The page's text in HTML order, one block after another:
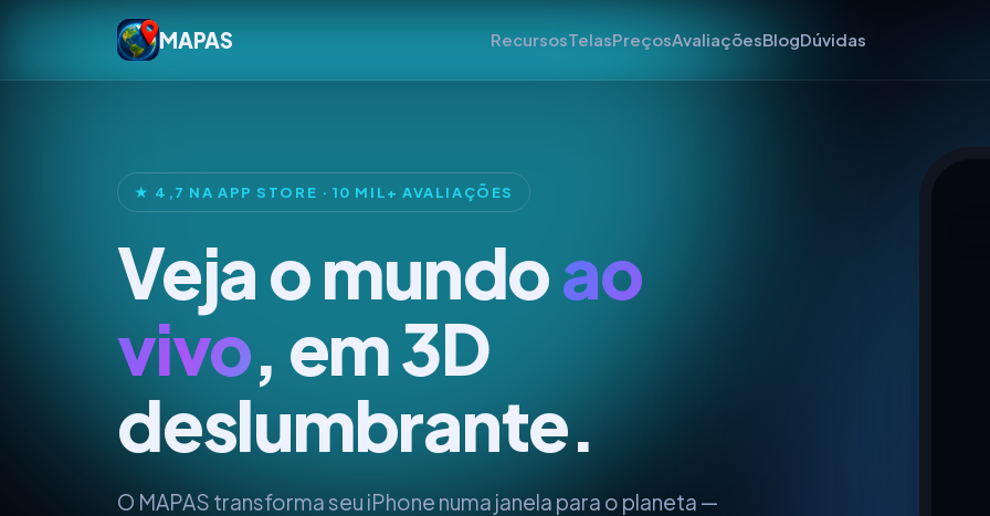
MAPAS RecursosTelasPreçosAvaliaçõesBlogDúvidas
★ 4,7 NA APP STORE · 10 MIL+ AVALIAÇÕES
Veja o mundoao
vivo, em 3D
deslumbrante.
O MAPAS transforma seu iPhone numa janela para o planeta —